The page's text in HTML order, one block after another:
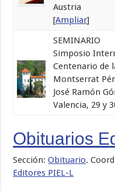
Austria
[Ampliar]
SEMINARIO
Simposio
Centenario de
Montserrat
José Ramón
Valencia, 29 y
Obituarios
Sección:Obituario.
Editores PIEL-L